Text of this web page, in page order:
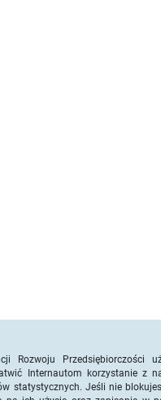
Rozwoju Przedsiębiorczości
Internautom korzystanie z
statystycznych. Jeśli nie